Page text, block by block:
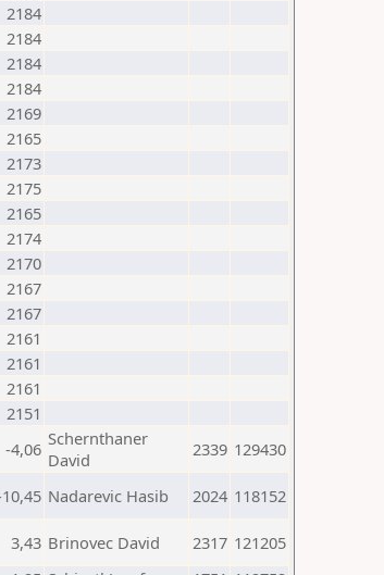
2184
2184
2184
2184
2169
2165
2173
2175
2165
2174
2170
2167
2167
2161
2161
2161
2151
-4,06 Schernthaner
David
2339 129430
Nadarevic Hasib 2024 118152
3,43 Brinovec David 2317 121205